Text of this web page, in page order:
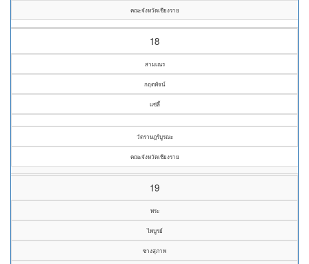
คณะจังหวัดเชียงราย
18
สามเณร
กฤตพัจน์
แซ่ลี้
วัดราษฎร์บูรณะ
คณะจังหวัดเชียงราย
19
พระ
ไพบูรย์
ซางสุภาพ